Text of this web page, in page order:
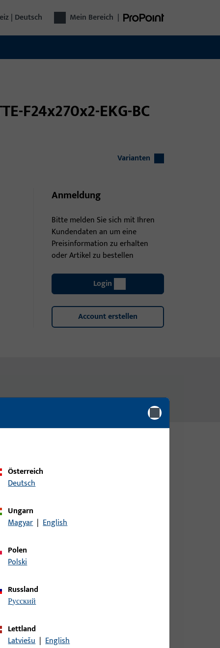
| Deutsch Mein Bereich |
F24x270x2-EKG-BC
Varianten
Anmeldung
Bitte melden Sie sich mit Ihren
Kundendaten an um eine
Preisinformation zu erhalten
oder Artikel zu bestellen
Login
Account erstellen
LS, AUS NICHTROST.STAHL,ECKIG,
LS AUS NICHTROST.STAHL,ECKIG,
Österreich
Deutsch
Ungarn
Magyar | English
Polen
Polski
Russland
русский
Lettland
Latviešu | English